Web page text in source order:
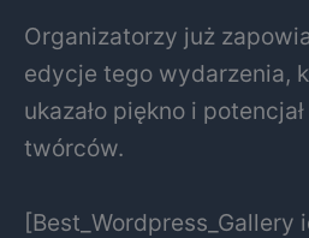
Organizatorzy już
edycje tego wydarzenia,
ukazało piękno i
twórców.
[Best_Wordpress_Gallery